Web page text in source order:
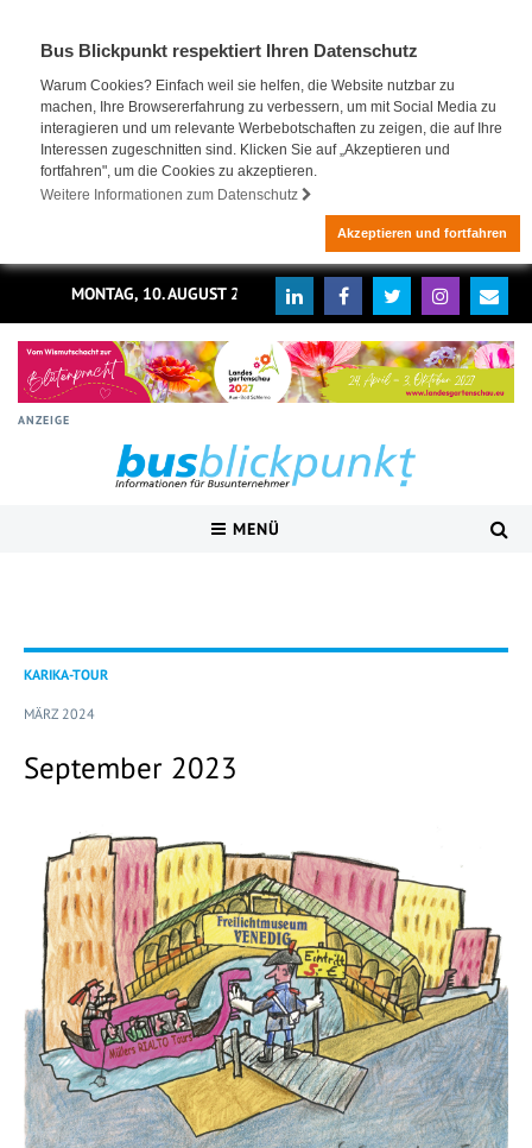
Bus Blickpunkt respektiert Ihren Datenschutz
Warum Cookies? Einfach weil sie helfen, die Website nutzbar zu
machen, Ihre Browsererfahrung zu verbessern, um mit Social Media zu
interagieren und um relevante Werbebotschaften zu zeigen, die auf Ihre
Interessen zugeschnitten sind. Klicken Sie auf „Akzeptieren und
fortfahren", um die Cookies zu akzeptieren.
Weitere Informationen zum Datenschutz
Akzeptieren und fortfahren
MONTAG, 10. AUGUST 2026
ANZEIGE
MENÜ
KARIKA-TOUR
MÄRZ 2024
September 2023